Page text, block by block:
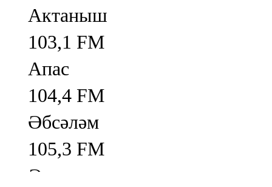
Актаныш
103,1 FM
Апас
104,4 FM
Әбсәләм
105,3 FM
Әлмәт